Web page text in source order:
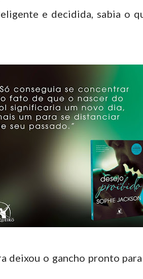
e decidida, sabia o
deixou o gancho pronto